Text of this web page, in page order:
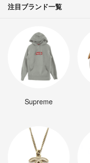
❇️お取引完了後の対応はいた
お一人お一人と
誠心誠意対応させていただき
注目ブランド一覧
Supreme